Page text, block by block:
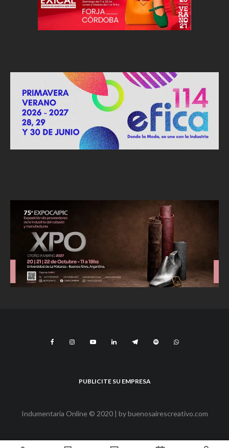
PUBLICITE SU EMPRESA
Indumentaria Online © 2020 | bybuenosairescreativo.com